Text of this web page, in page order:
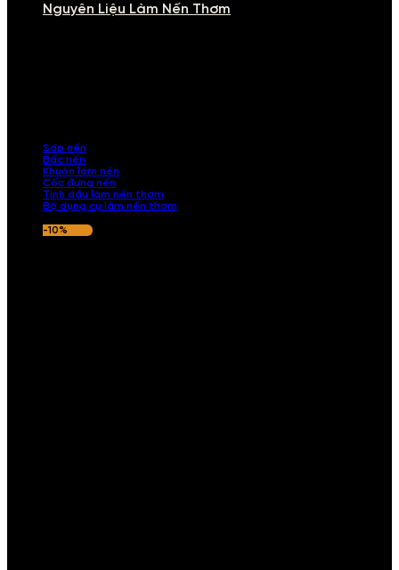
Nguyên Liệu Làm Nến Thơm
Sáp nến
Bấc nến
Khuôn làm nến
Cốc đựng nến
Tinh dầu làm nến thơm
Bộ dụng cụ làm nến thơm
-10%